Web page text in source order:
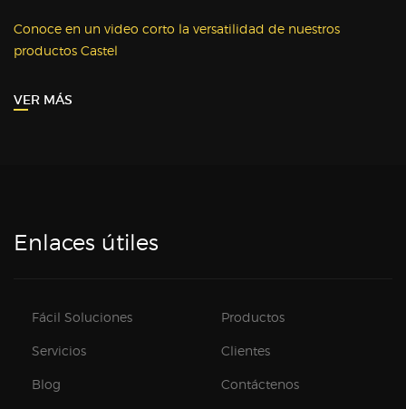
Conoce en un video corto la versatilidad de nuestros
productos Castel
VER MÁS
Enlaces útiles
Fácil Soluciones Productos
Servicios Clientes
Blog Contáctenos